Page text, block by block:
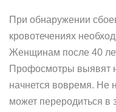
При обнаружении
кровотечениях
Женщинам после 40
Профосмотры выявят
начнется вовремя. Не
может переродиться в